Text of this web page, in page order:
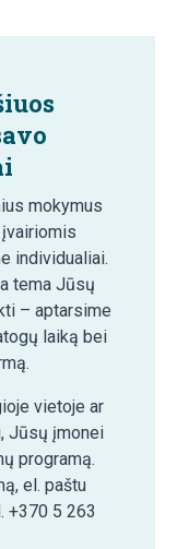
mokymus
individualiai.
tema Jūsų
– aptarsime
laiką bei
vietoje ar
Jūsų įmonei
programą.
el. paštu
+370 5 263